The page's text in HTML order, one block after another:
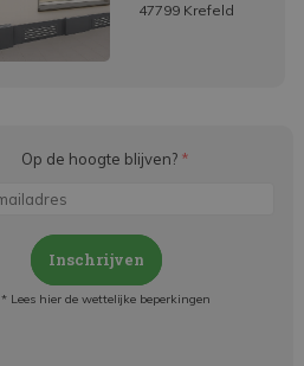
47799 Krefeld
Op de hoogte blijven? *
Inschrijven
* Lees hier de wettelijke beperkingen